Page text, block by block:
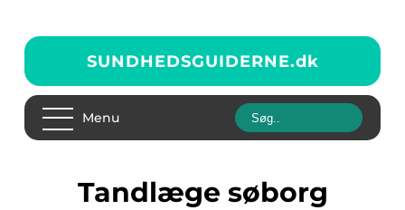
SUNDHEDSGUIDERNE.dk
Menu
tandlæge søborg